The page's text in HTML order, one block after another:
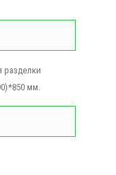
разделки
мм.